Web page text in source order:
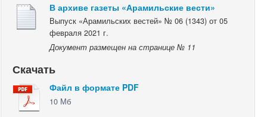
В архиве газеты «Арамильские вести»
Выпуск «Арамильских вестей» № 06 (1343) от 05
февраля 2021 г.
Документ размещен на странице № 11
Скачать
Файл в формате PDF
10 Мб